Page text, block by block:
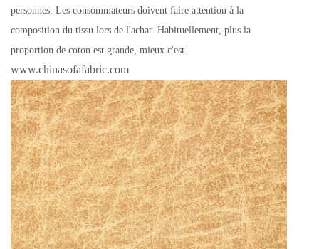
personnes. Les consommateurs doivent faire attention à la
composition du tissu lors de l'achat. Habituellement, plus la
proportion de coton est grande, mieux c'est.
www.chinasofafabric.com